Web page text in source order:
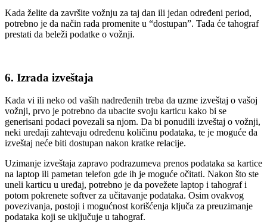
Kada želite da završite vožnju za taj dan ili jedan određeni period,
potrebno je da način rada promenite u “dostupan”. Tada će tahograf
prestati da beleži podatke o vožnji.
6. Izrada izveštaja
Kada vi ili neko od vaših nadređenih treba da uzme izveštaj o vašoj
vožnji, prvo je potrebno da ubacite svoju karticu kako bi se
generisani podaci povezali sa njom. Da bi ponudili izveštaj o vožnji,
neki uređaji zahtevaju određenu količinu podataka, te je moguće da
izveštaj neće biti dostupan nakon kratke relacije.
Uzimanje izveštaja zapravo podrazumeva prenos podataka sa kartice
na laptop ili pametan telefon gde ih je moguće očitati. Nakon što ste
uneli karticu u uređaj, potrebno je da povežete laptop i tahograf i
potom pokrenete softver za učitavanje podataka. Osim ovakvog
povezivanja, postoji i mogućnost korišćenja ključa za preuzimanje
podataka koji se uključuje u tahograf.